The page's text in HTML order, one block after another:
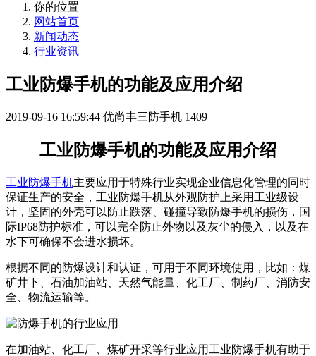
你的位置
网站首页
新闻动态
行业资讯
工业防爆手机的功能及应用介绍
2019-09-16 16:59:44 优尚丰三防手机 1409
工业防爆手机的功能及应用介绍
工业防爆手机主要应用于特殊行业实现企业信息化管理的同时
保证生产的安全，工业防爆手机从外观防护上采用工业级设
计，坚固的外壳可以防止跌落、碰撞导致防爆手机的损伤，国
际IP68防护标准，可以完全防止外物以及灰尘的侵入，以及在
水下可确保不会进水损坏。
根据不同的防爆设计和认证，可用于不同环境使用，比如：煤
矿井下、石油加油站、天然气能量、化工厂、制药厂、消防安
全、物流运输等。
在加油站、化工厂、煤矿开采等行业应用工业防爆手机有助于